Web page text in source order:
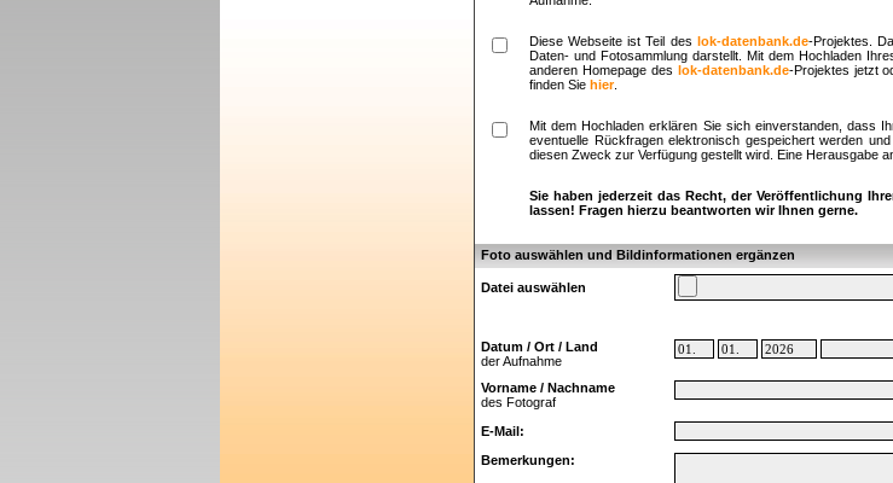
Diese Webseite ist Teil des lok-datenbank.de-Projektes.
Daten- und Fotosammlung darstellt. Mit dem Hochladen
anderen Homepage des lok-datenbank.de-Projektes jetzt
finden Sie hier.
Mit dem Hochladen erklären Sie sich einverstanden, dass
eventuelle Rückfragen elektronisch gespeichert werden
diesen Zweck zur Verfügung gestellt wird. Eine Herausgabe
Sie haben jederzeit das Recht, der Veröffentlichung
lassen! Fragen hierzu beantworten wir Ihnen gerne.
Foto auswählen und Bildinformationen ergänzen
Datei auswählen
Datum / Ort / Land
der Aufnahme
Vorname / Nachname
des Fotograf
E-Mail:
Bemerkungen: